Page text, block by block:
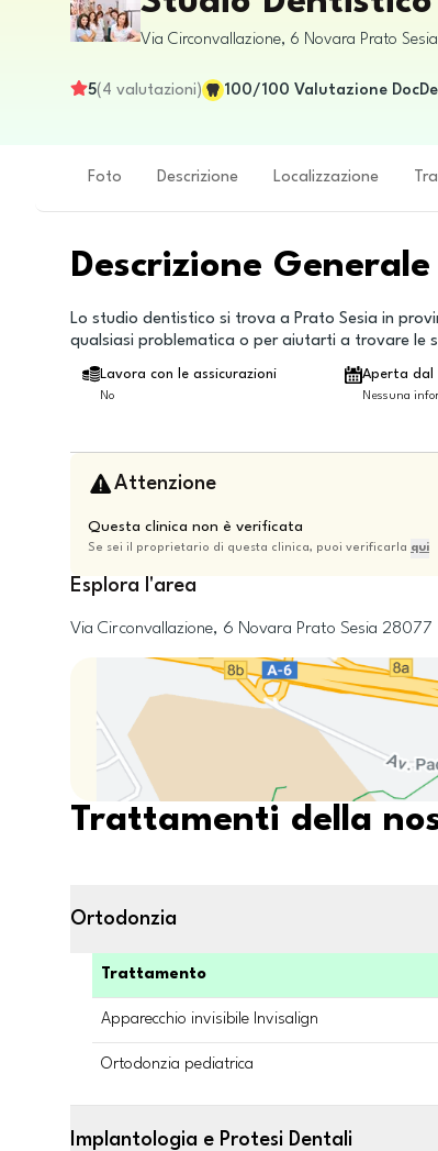
Via Circonvallazione, 6 Novara Prato Sesia
5( 4 valutazioni) 100/100 Valutazione
Foto Descrizione Localizzazione
Descrizione Generale
Lo studio dentistico si trova a Prato Sesia in
qualsiasi problematica o per aiutarti a trovare le
Lavora con le assicurazioni
No
Aperta dal
Nessuna
Attenzione
Questa clinica non è verificata
Se sei il proprietario di questa clinica, puoi verificarla qui
Esplora l'area
Via Circonvallazione, 6 Novara Prato Sesia 28077
Trattamenti della
Ortodonzia
Trattamento
Apparecchio invisibile Invisalign
Ortodonzia pediatrica
Implantologia e Protesi Dentali